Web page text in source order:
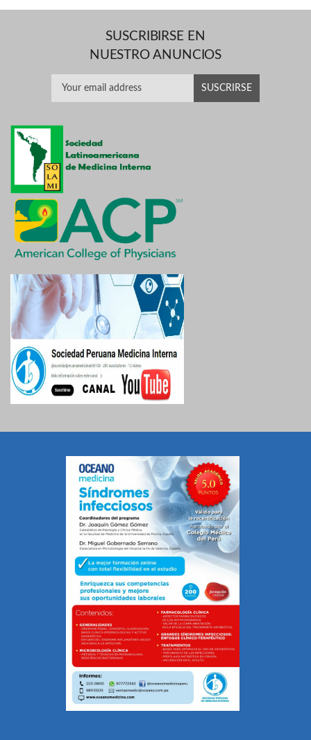
SUSCRIBIRSE EN
NUESTRO ANUNCIOS